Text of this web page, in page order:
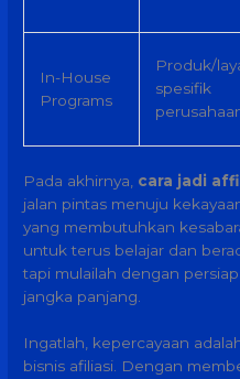
In-House
Programs
Produk/
spesifik
Pada akhirnya, cara jadi
jalan pintas menuju
yang membutuhkan
untuk terus belajar dan
tapi mulailah dengan
jangka panjang.
Ingatlah, kepercayaan
bisnis afiliasi. Dengan